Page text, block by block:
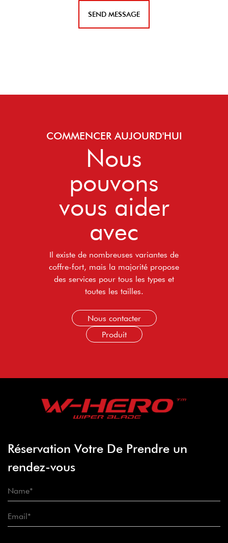
COMMENCER AUJOURD'HUI
Nous
pouvons
vous aider
avec
Il existe de nombreuses variantes de
coffre-fort, mais la majorité propose
des services pour tous les types et
toutes les tailles.
Nous contacter
Produit
Réservation Votre De Prendre un
rendez-vous